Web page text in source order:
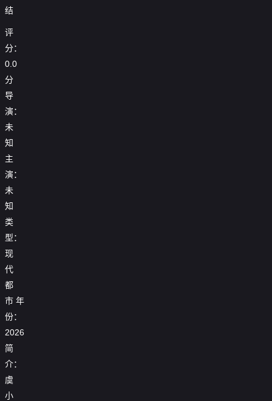
结
评
分：
0.0
分
导
演：
未
知
主
演：
未
知
类
型：
现
代
都
市 年
份：
2026
简
介：
虞
小